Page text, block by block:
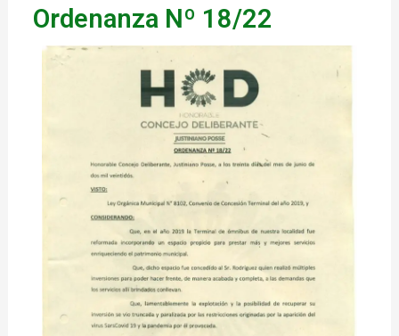
Ordenanza Nº 18/22